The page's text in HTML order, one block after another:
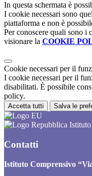
In questa schermata è
I cookie necessari sono
piattaforma e non è
Per conoscere quali sono i
visionare la COOKIE
Cookie necessari per il
I cookie necessari per il
disabilitati. È possibile
policy.
Accetta tutti Salva le
Contatti
Istituto Comprensivo